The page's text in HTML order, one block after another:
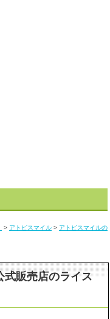
> アトピスマイル > アトピスマイルの
式販売店のライス